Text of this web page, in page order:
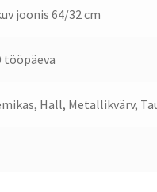
joonis 64/32 cm
tööpäeva
Hall, Metallikvärv,